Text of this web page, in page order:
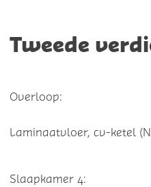
Tweede
Overloop:
Laminaatvloer, cv-ketel
Slaapkamer 4: